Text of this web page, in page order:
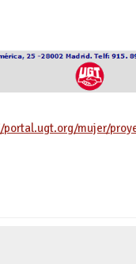
portal.ugt.org/mujer/